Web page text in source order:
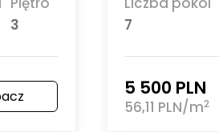
3
7
5 500 PLN
56,11 PLN/m2